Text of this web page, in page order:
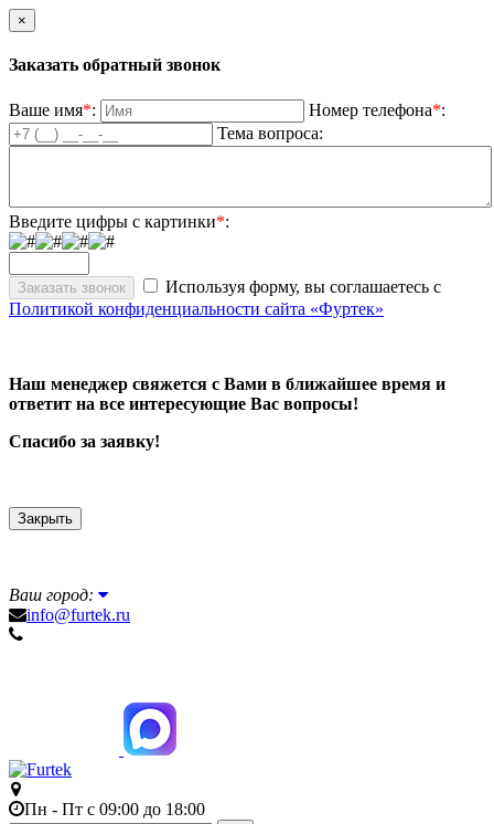
×
Заказать обратный звонок
Ваше имя*: Номер телефона*:
Тема вопроса:
Введите цифры с картинки*:
Используя форму, вы соглашаетесь с
Политикой конфиденциальности сайта «Фуртек»
Наш менеджер свяжется с Вами в ближайшее время и
ответит на все интересующие Вас вопросы!
Спасибо за заявку!
Закрыть
Ваш город:
info@furtek.ru
Пн - Пт с 09:00 до 18:00